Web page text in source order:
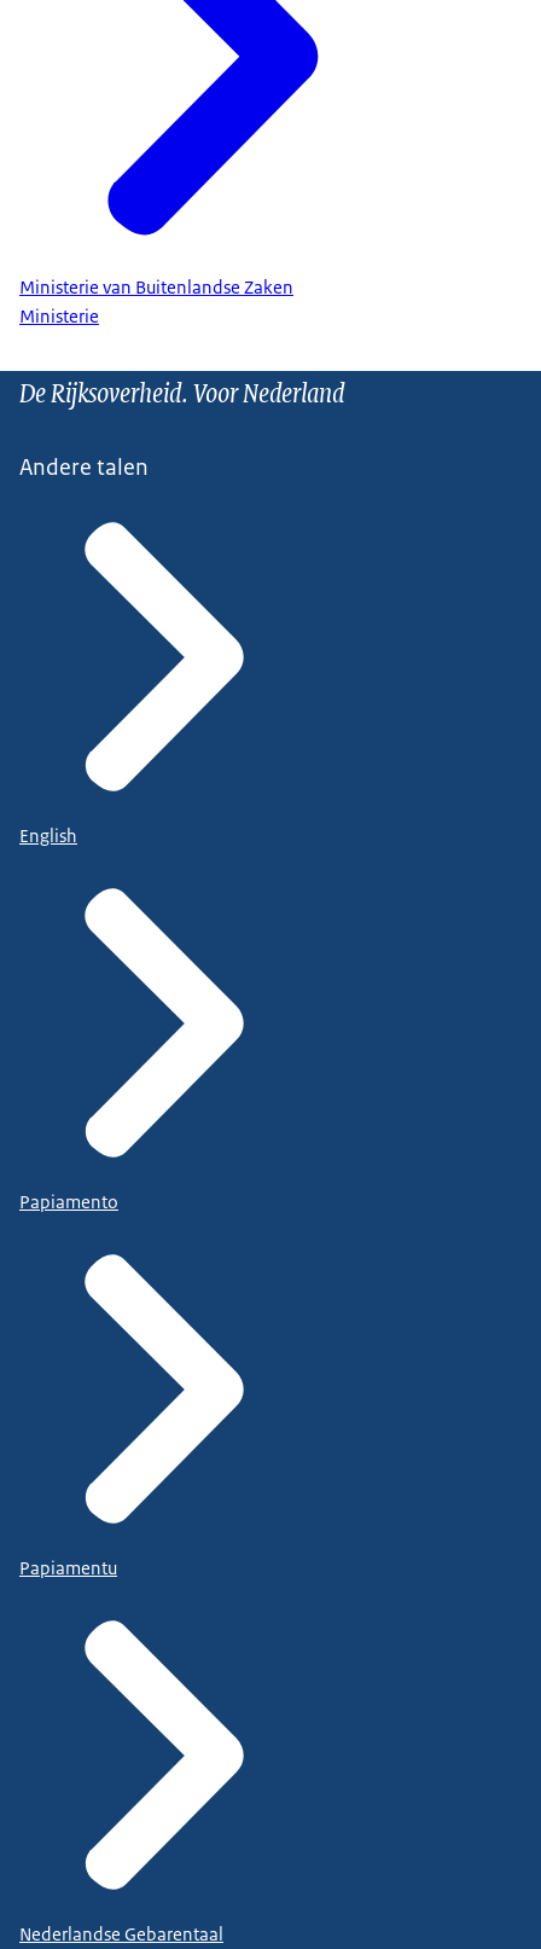
Ministerie van Buitenlandse Zaken
Ministerie
De Rijksoverheid. Voor Nederland
Andere talen
English
Papiamento
Papiamentu
Nederlandse Gebarentaal